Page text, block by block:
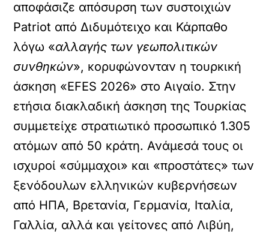
αποφάσιζε απόσυρση των συστοιχιών
Patriot από Διδυμότειχο και Κάρπαθο
λόγω «αλλαγής των γεωπολιτικών
συνθηκών», κορυφώνονταν η τουρκική
άσκηση «EFES 2026» στο Αιγαίο. Στην
ετήσια διακλαδική άσκηση της Τουρκίας
συμμετείχε στρατιωτικό προσωπικό 1.305
ατόμων από 50 κράτη. Ανάμεσά τους οι
ισχυροί «σύμμαχοι» και «προστάτες» των
ξενόδουλων ελληνικών κυβερνήσεων
από ΗΠΑ, Βρετανία, Γερμανία, Ιταλία,
Γαλλία, αλλά και γείτονες από Λιβύη,